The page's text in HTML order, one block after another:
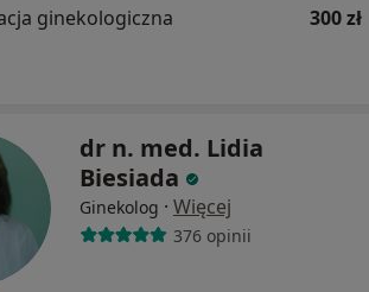
ginekologiczna 300 zł
dr n. med. Lidia
Biesiada
Ginekolog · Więcej
376 opinii